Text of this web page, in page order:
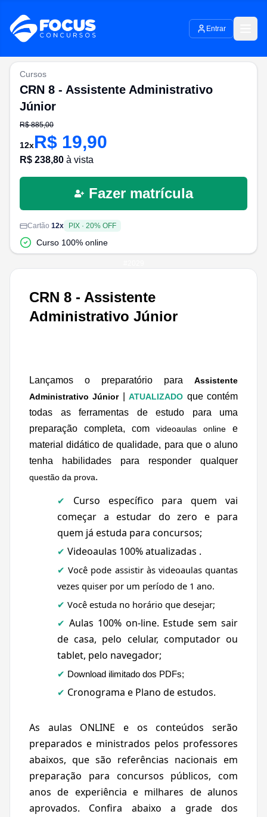
Entrar
CRN 8 - Assistente
Administrativo Júnior
Lançamos o preparatório para Assistente
Administrativo Júnior
ATUALIZADO que contém
todas as ferramentas de estudo para uma
preparação completa, com videoaulas online e
material didático de qualidade, para que o aluno
tenha habilidades para responder qualquer
questão da prova.
✔
Curso específico para quem vai
começar a estudar do zero e para
quem já estuda para concursos;
✔ Videoaulas 100% atualizadas .
✔ Você pode assistir às videoaulas quantas
vezes quiser por um período de 1 ano.
✔ Você estuda no horário que desejar;
✔ Aulas 100% on-line. Estudesem sair
de casa, pelo celular, computador ou
tablet, pelo navegador;
✔ Download ilimitado dos PDFs;
✔ Cronograma e Plano de estudos.
As aulas ONLINE e os conteúdos serão
preparados e ministrados pelos professores
abaixos, que são referências nacionais em
preparação para concursos públicos, com
anos de experiência e milhares de alunos
aprovados. Confira abaixo a grade dos
Cursos
CRN 8 - Assistente Administrativo
Júnior
R$885,00
12xR$ 19,90
R$ 238,80 à vista
Fazer matrícula
Cartão 12x PIX · 20% OFF
Curso 100% online